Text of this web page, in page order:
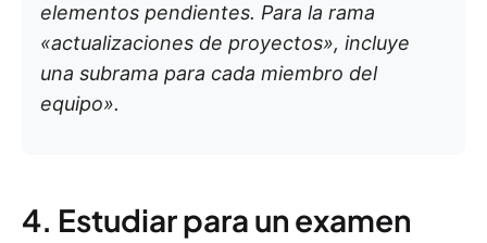
elementos pendientes. Para la rama
«actualizaciones de proyectos», incluye
una subrama para cada miembro del
equipo».
4. Estudiar para un examen